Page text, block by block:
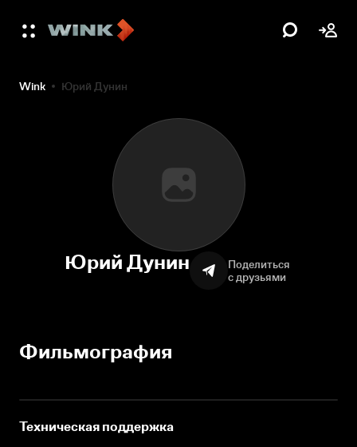
Wink Юрий Дунин
Юрий Дунин
Поделиться
с друзьями
Фильмография
Техническая поддержка